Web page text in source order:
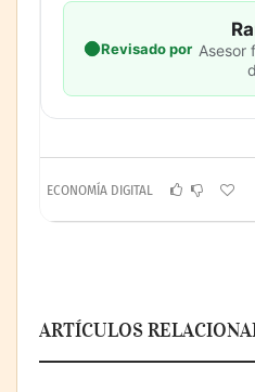
Revisado por Asesor
ECONOMÍA DIGITAL
ARTÍCULOS